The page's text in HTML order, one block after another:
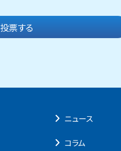
投票する
ニュース
コラム